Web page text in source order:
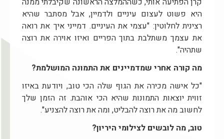
היא פשוט לעצום עיניים ולדמיין, אבל מסתבר שהיא
רצינית לחלוטין: "עצמי את העיניים. דמייני איך את רואה
את עצמך משתלבת בתוך הפריים ואיזו אוירה את רוצה
שתהיה".
מה קורה אחרי שמדמיינים את התמונה המושלמת?
"כל אישה מכירה את הגוף שלה הכי טוב, ויודעת באיזו
זווית יוצאות התמונות שהיא הכי אוהבת. זה הזמן שלך
לחשוב מה את רוצה להבליט, ומה את רוצה להצניע".
טוב, מה לובשים לצילומי היריון?